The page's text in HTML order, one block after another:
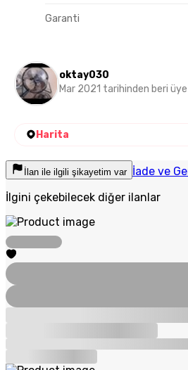
Garanti
oktay030
Mar 2021 tarihinden beri üye
Harita
İlan ile ilgili şikayetim var İade ve
İlgini çekebilecek diğer ilanlar